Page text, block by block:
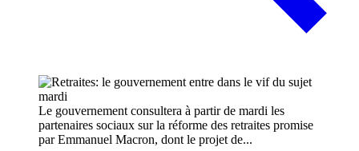
Le gouvernement consultera à partir de mardi les
partenaires sociaux sur la réforme des retraites promise
par Emmanuel Macron, dont le projet de...